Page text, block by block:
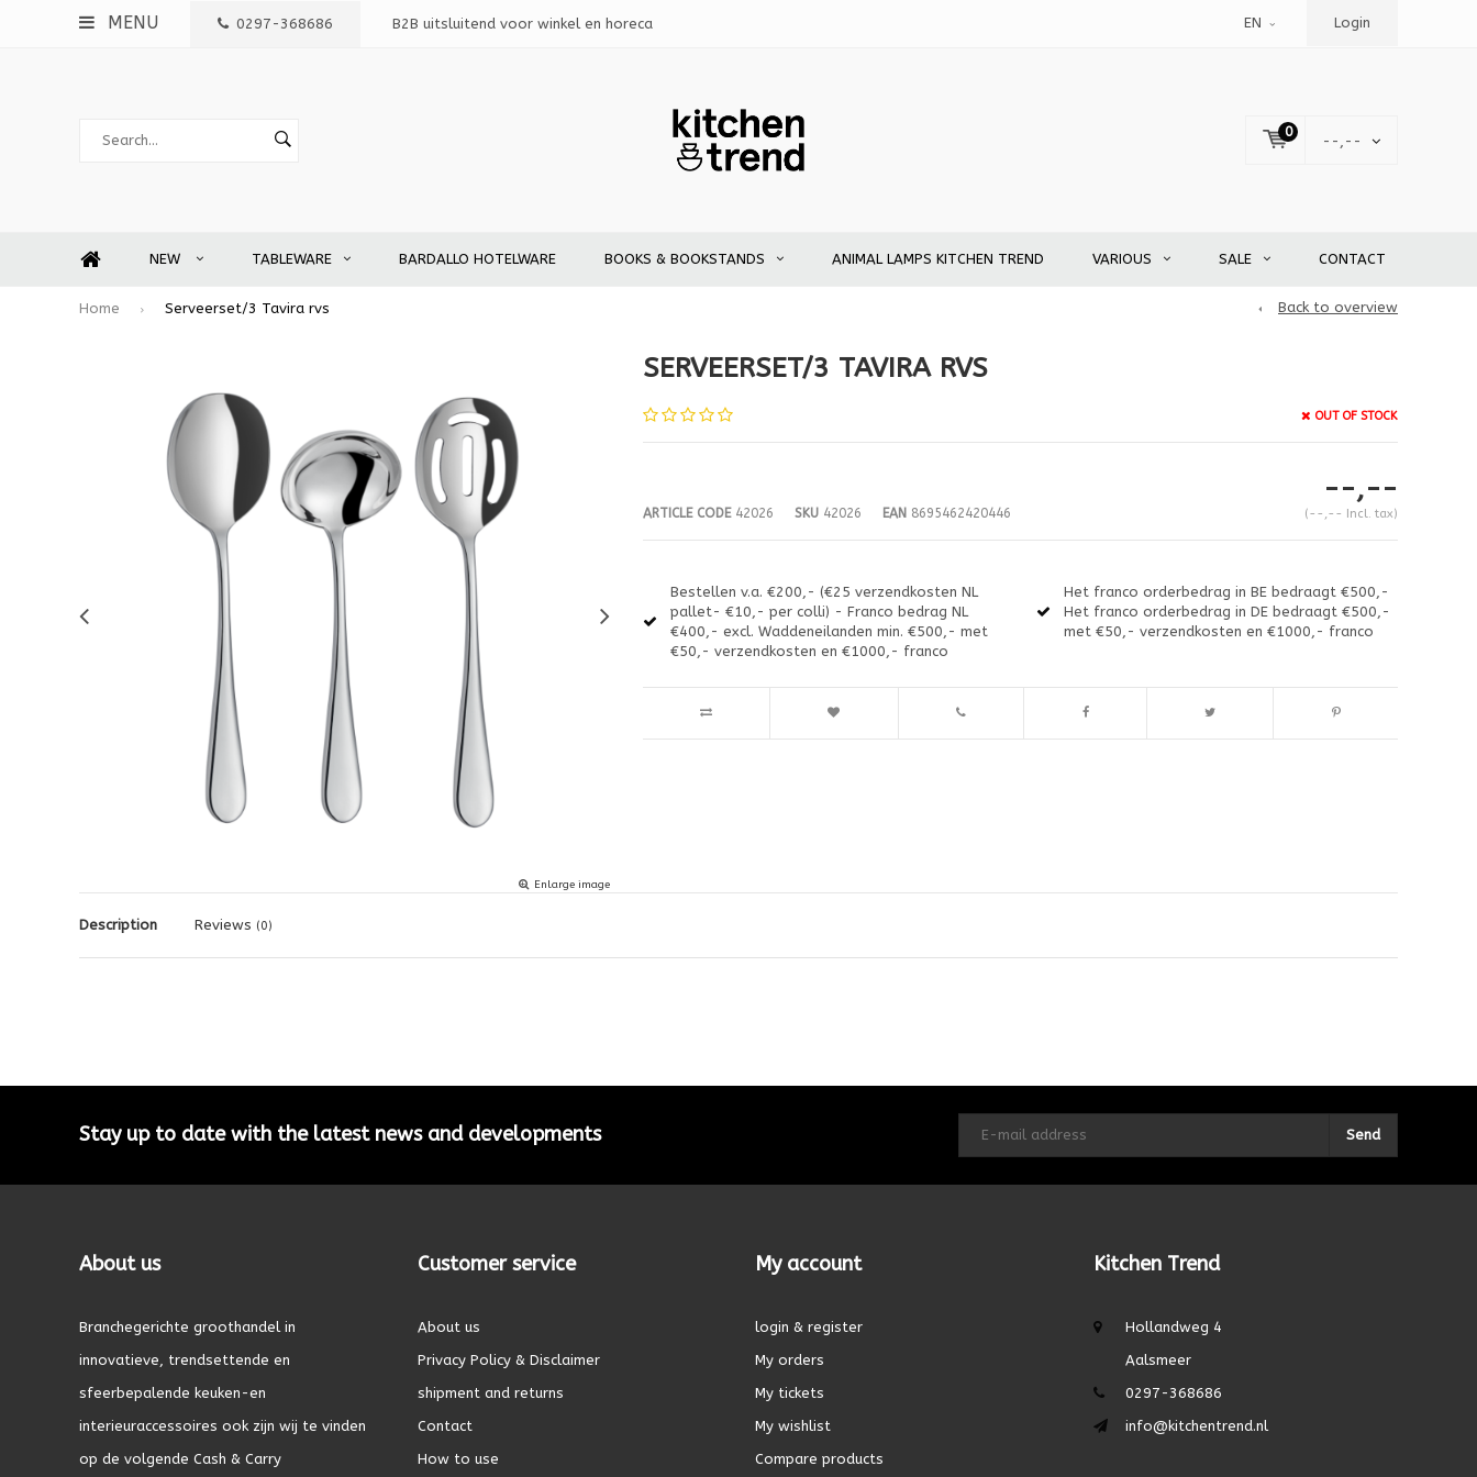
MENU 0297-368686 B2B uitsluitend voor winkel en horeca EN Login
0
--,--
NEW TABLEWARE BARDALLO HOTELWARE BOOKS & BOOKSTANDS ANIMAL LAMPS KITCHEN TREND VARIOUS SALE CONTACT
Home Serveerset/3 Tavira rvs Back to overview
Enlarge image
SERVEERSET/3 TAVIRA RVS
OUT OF STOCK
ARTICLE CODE42026 SKU42026 EAN8695462420446
--,--
(--,-- Incl. tax)
Bestellen v.a. €200,- (€25 verzendkosten NL
pallet- €10,- per colli) - Franco bedrag NL
€400,- excl. Waddeneilanden min. €500,- met
€50,- verzendkosten en €1000,- franco
Het franco orderbedrag in BE bedraagt €500,-
Het franco orderbedrag in DE bedraagt €500,-
met €50,- verzendkosten en €1000,- franco
Description Reviews (0)
Stay up to date with the latest news and developments Send
About us
Branchegerichte groothandel in
innovatieve, trendsettende en
sfeerbepalende keuken-en
interieuraccessoires ook zijn wij te vinden
op de volgende Cash & Carry
Customer service
About us
Privacy Policy & Disclaimer
shipment and returns
Contact
How to use
My account
login & register
My orders
My tickets
My wishlist
Compare products
Kitchen Trend
Hollandweg 4
Aalsmeer
0297-368686
info@kitchentrend.nl